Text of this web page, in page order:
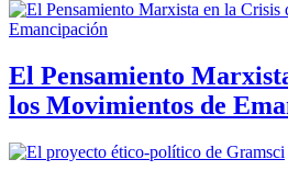
El Pensamiento
los Movimientos de